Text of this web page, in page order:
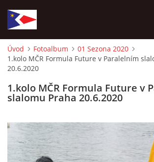
ÚVOD
NÁBOR NOVÝCH ČLENŮ
SOUČASNOST
Úvod Fotoalbum
01 Sezona 2020
1.kolo MČR Formula Future v Paralelním
20.6.2020
1.kolo MČR Formula Future v
slalomu Praha 20.6.2020